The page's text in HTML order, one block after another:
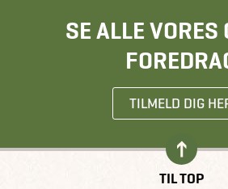
SE ALLE VORES
TILMELD DIG
TIL TOP